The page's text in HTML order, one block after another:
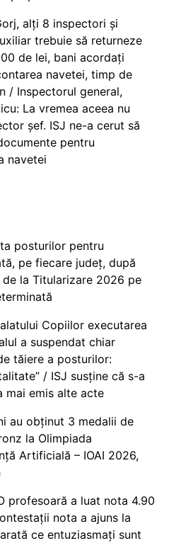
alți 8 inspectori și
trebuie să returneze
de lei, bani acordați
navetei, timp de
/ Inspectorul general,
La vremea aceea nu
șef. ISJ ne-a cerut să
pentru
navetei
posturilor pentru
pe fiecare județ, după
la Titularizare 2026 pe
Copiilor executarea
a suspendat chiar
tăiere a posturilor:
/ ISJ susține că s-a
mai emis alte acte
au obținut 3 medalii de
la Olimpiada
Artificială – IOAI 2026,
profesoară a luat nota 4.90
nota a ajuns la
ce entuziasmați sunt